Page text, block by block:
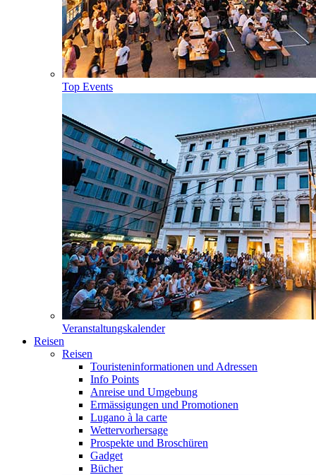
Top Events
Veranstaltungskalender
Reisen
Reisen
Touristeninformationen und Adressen
Info Points
Anreise und Umgebung
Ermässigungen und Promotionen
Lugano à la carte
Wettervorhersage
Prospekte und Broschüren
Gadget
Bücher